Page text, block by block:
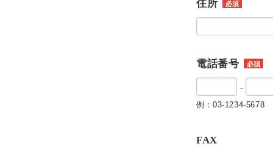
住所 必須
電話番号 必須
-
例：03-1234-5678
FAX